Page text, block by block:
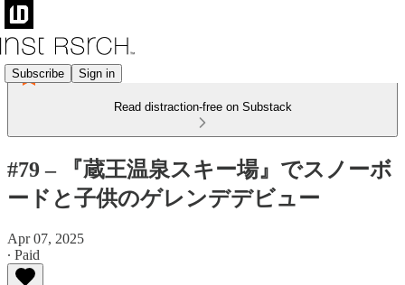
Subscribe Sign in
Read distraction-free on Substack
#79 – 『蔵王温泉スキー場』でスノーボ
ードと子供のゲレンデデビュー
Apr 07, 2025
∙ Paid